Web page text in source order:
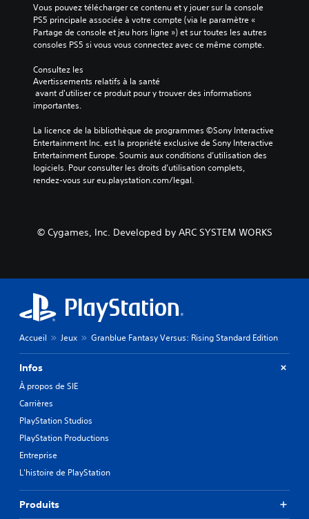
Vous pouvez télécharger ce contenu et y jouer sur la console
PS5 principale associée à votre compte (via le paramètre «
Partage de console et jeu hors ligne ») et sur toutes les autres
consoles PS5 si vous vous connectez avec ce même compte.
Consultez les
Avertissements relatifs à la santé
importantes.
La licence de la bibliothèque de programmes ©Sony Interactive
Entertainment Inc. est la propriété exclusive de Sony Interactive
Entertainment Europe. Soumis aux conditions d’utilisation des
logiciels. Pour consulter les droits d’utilisation complets,
rendez-vous sur eu.playstation.com/legal.
© Cygames, Inc. Developed by ARC SYSTEM WORKS
Accueil Jeux Granblue Fantasy Versus: Rising Standard Edition
Infos
À propos de SIE
Carrières
PlayStation Studios
PlayStation Productions
Entreprise
L'histoire de PlayStation
Produits